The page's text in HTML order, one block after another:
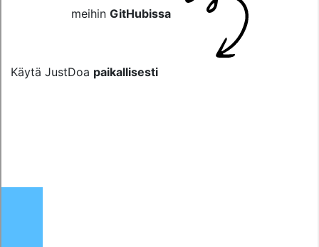
meihin GitHubissa
Käytä JustDoa paikallisesti